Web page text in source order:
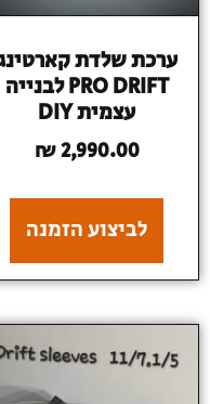
ערכת שלדת קארטינג
PRO DRIFT לבנייה
עצמית DIY
₪2,990.00
לביצוע הזמנה